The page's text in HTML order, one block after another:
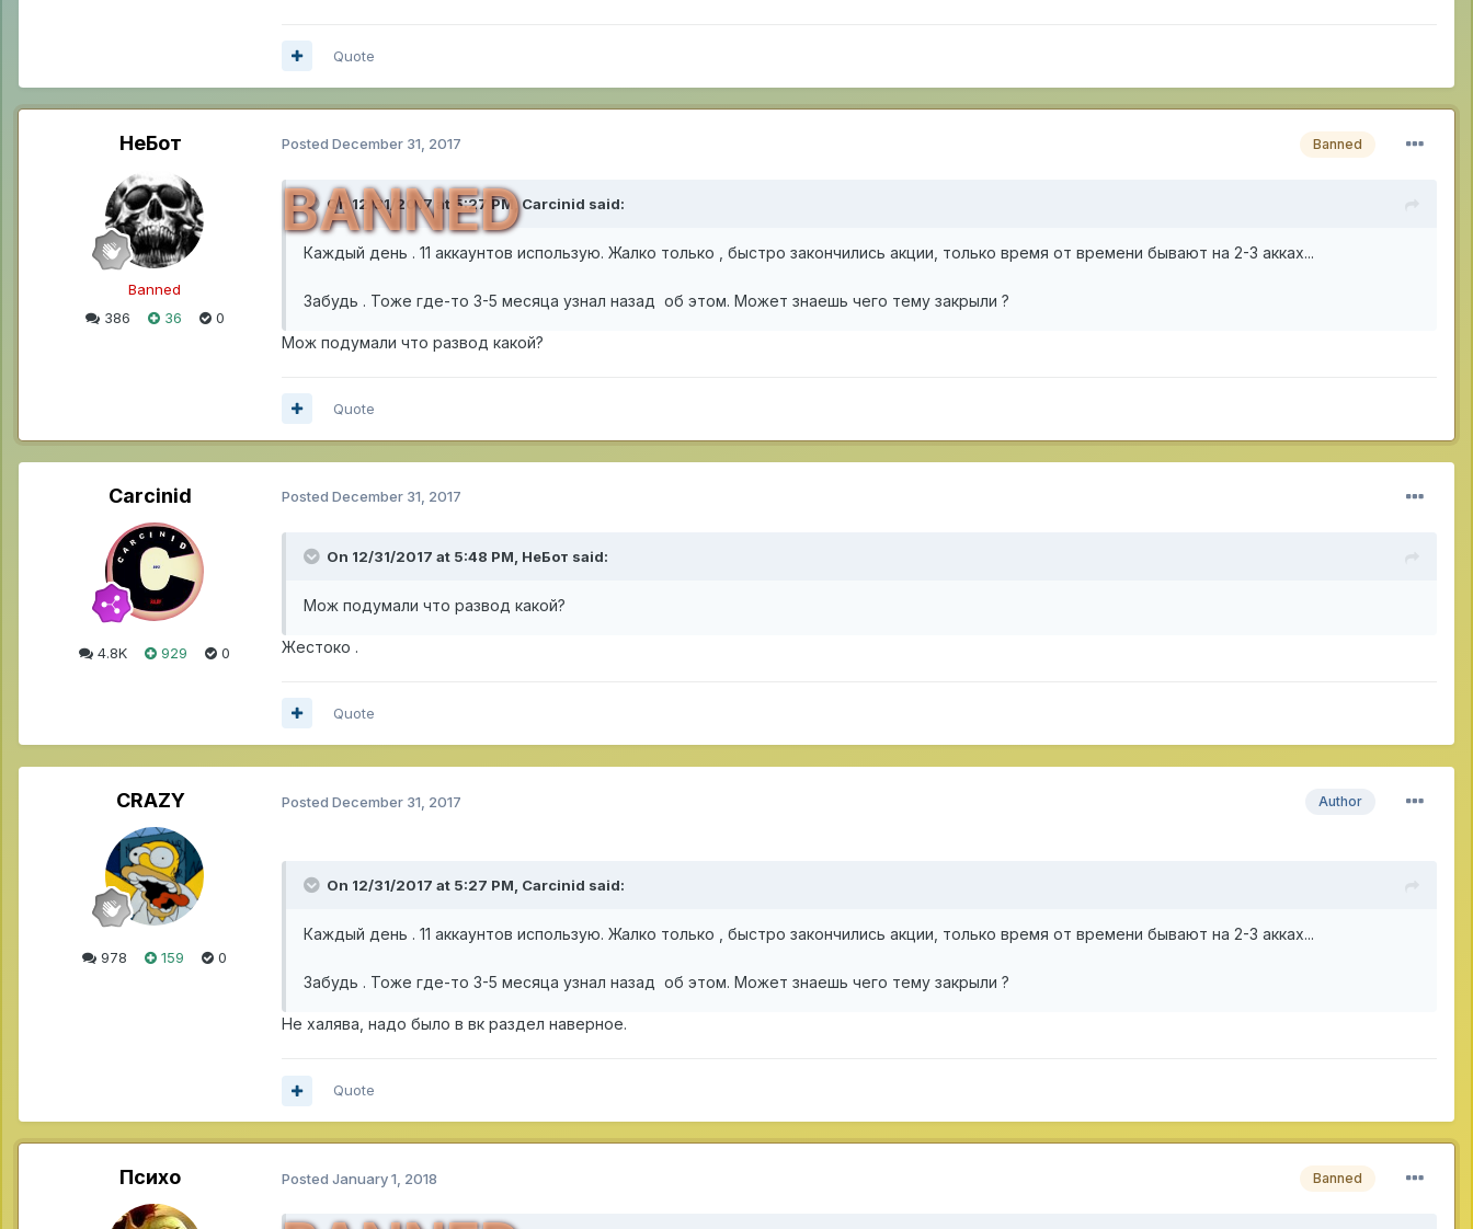
Quote
НеБот
Banned
386
36 0
Banned
Posted December 31, 2017
BANNED
On 12/31/2017 at 5:27 PM,Carcinid said:
Каждый день . 11 аккаунтов использую. Жалко только , быстро закончились акции, только время от времени бывают на 2-3 акках...
Забудь . Тоже где-то 3-5 месяца узнал назад об этом. Может знаешь чего тему закрыли ?
Мож подумали что развод какой?
Quote
Carcinid
4.8K 929 0
Posted December 31, 2017
On 12/31/2017 at 5:48 PM, НеБот said:
Мож подумали что развод какой?
Жестоко .
Quote
CRAZY
978 159 0
Author
Posted December 31, 2017
On 12/31/2017 at 5:27 PM, Carcinid said:
Каждый день . 11 аккаунтов использую. Жалко только , быстро закончились акции, только время от времени бывают на 2-3 акках...
Забудь . Тоже где-то 3-5 месяца узнал назад об этом. Может знаешь чего тему закрыли ?
Не халява, надо было в вк раздел наверное.
Quote
Психо Banned
Posted January 1, 2018